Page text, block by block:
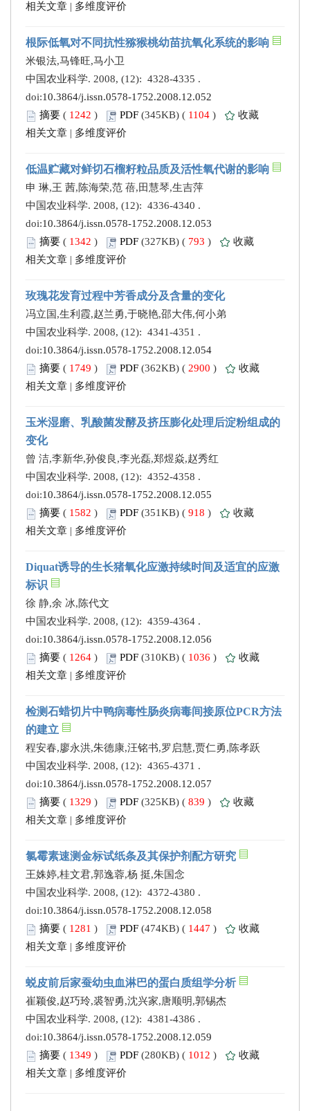
相关文章 | 多维度评价
根际低氧对不同抗性猕猴桃幼苗抗氧化系统的影响
米银法,马锋旺,马小卫
中国农业科学. 2008, (12): 4328-4335 .
doi:10.3864/j.issn.0578-1752.2008.12.052
摘要 ( 1242 ) PDF (345KB) ( 1104 )
收藏
相关文章 | 多维度评价
低温贮藏对鲜切石榴籽粒品质及活性氧代谢的影响
申 琳,王 茜,陈海荣,范 蓓,田慧琴,生吉萍
中国农业科学. 2008, (12): 4336-4340 .
doi:10.3864/j.issn.0578-1752.2008.12.053
摘要 ( 1342 ) PDF (327KB) ( 793 )
收藏
相关文章 | 多维度评价
玫瑰花发育过程中芳香成分及含量的变化
冯立国,生利霞,赵兰勇,于晓艳,邵大伟,何小弟
中国农业科学. 2008, (12): 4341-4351 .
doi:10.3864/j.issn.0578-1752.2008.12.054
摘要 ( 1749 ) PDF (362KB) ( 2900 )
收藏
相关文章 | 多维度评价
玉米湿磨、乳酸菌发酵及挤压膨化处理后淀粉组成的
变化
曾 洁,李新华,孙俊良,李光磊,郑煜焱,赵秀红
中国农业科学. 2008, (12): 4352-4358 .
doi:10.3864/j.issn.0578-1752.2008.12.055
摘要 ( 1582 ) PDF (351KB) ( 918 )
收藏
相关文章 | 多维度评价
Diquat诱导的生长猪氧化应激持续时间及适宜的应激
标识
徐 静,余 冰,陈代文
中国农业科学. 2008, (12): 4359-4364 .
doi:10.3864/j.issn.0578-1752.2008.12.056
摘要 ( 1264 ) PDF (310KB) ( 1036 )
收藏
相关文章 | 多维度评价
检测石蜡切片中鸭病毒性肠炎病毒间接原位PCR方法
的建立
程安春,廖永洪,朱德康,汪铭书,罗启慧,贾仁勇,陈孝跃
中国农业科学. 2008, (12): 4365-4371 .
doi:10.3864/j.issn.0578-1752.2008.12.057
摘要 ( 1329 ) PDF (325KB) ( 839 )
收藏
相关文章 | 多维度评价
氯霉素速测金标试纸条及其保护剂配方研究
王姝婷,桂文君,郭逸蓉,杨 挺,朱国念
中国农业科学. 2008, (12): 4372-4380 .
doi:10.3864/j.issn.0578-1752.2008.12.058
摘要 ( 1281 ) PDF (474KB) ( 1447 )
收藏
相关文章 | 多维度评价
蜕皮前后家蚕幼虫血淋巴的蛋白质组学分析
崔颖俊,赵巧玲,裘智勇,沈兴家,唐顺明,郭锡杰
中国农业科学. 2008, (12): 4381-4386 .
doi:10.3864/j.issn.0578-1752.2008.12.059
摘要 ( 1349 ) PDF (280KB) ( 1012 )
收藏
相关文章 | 多维度评价